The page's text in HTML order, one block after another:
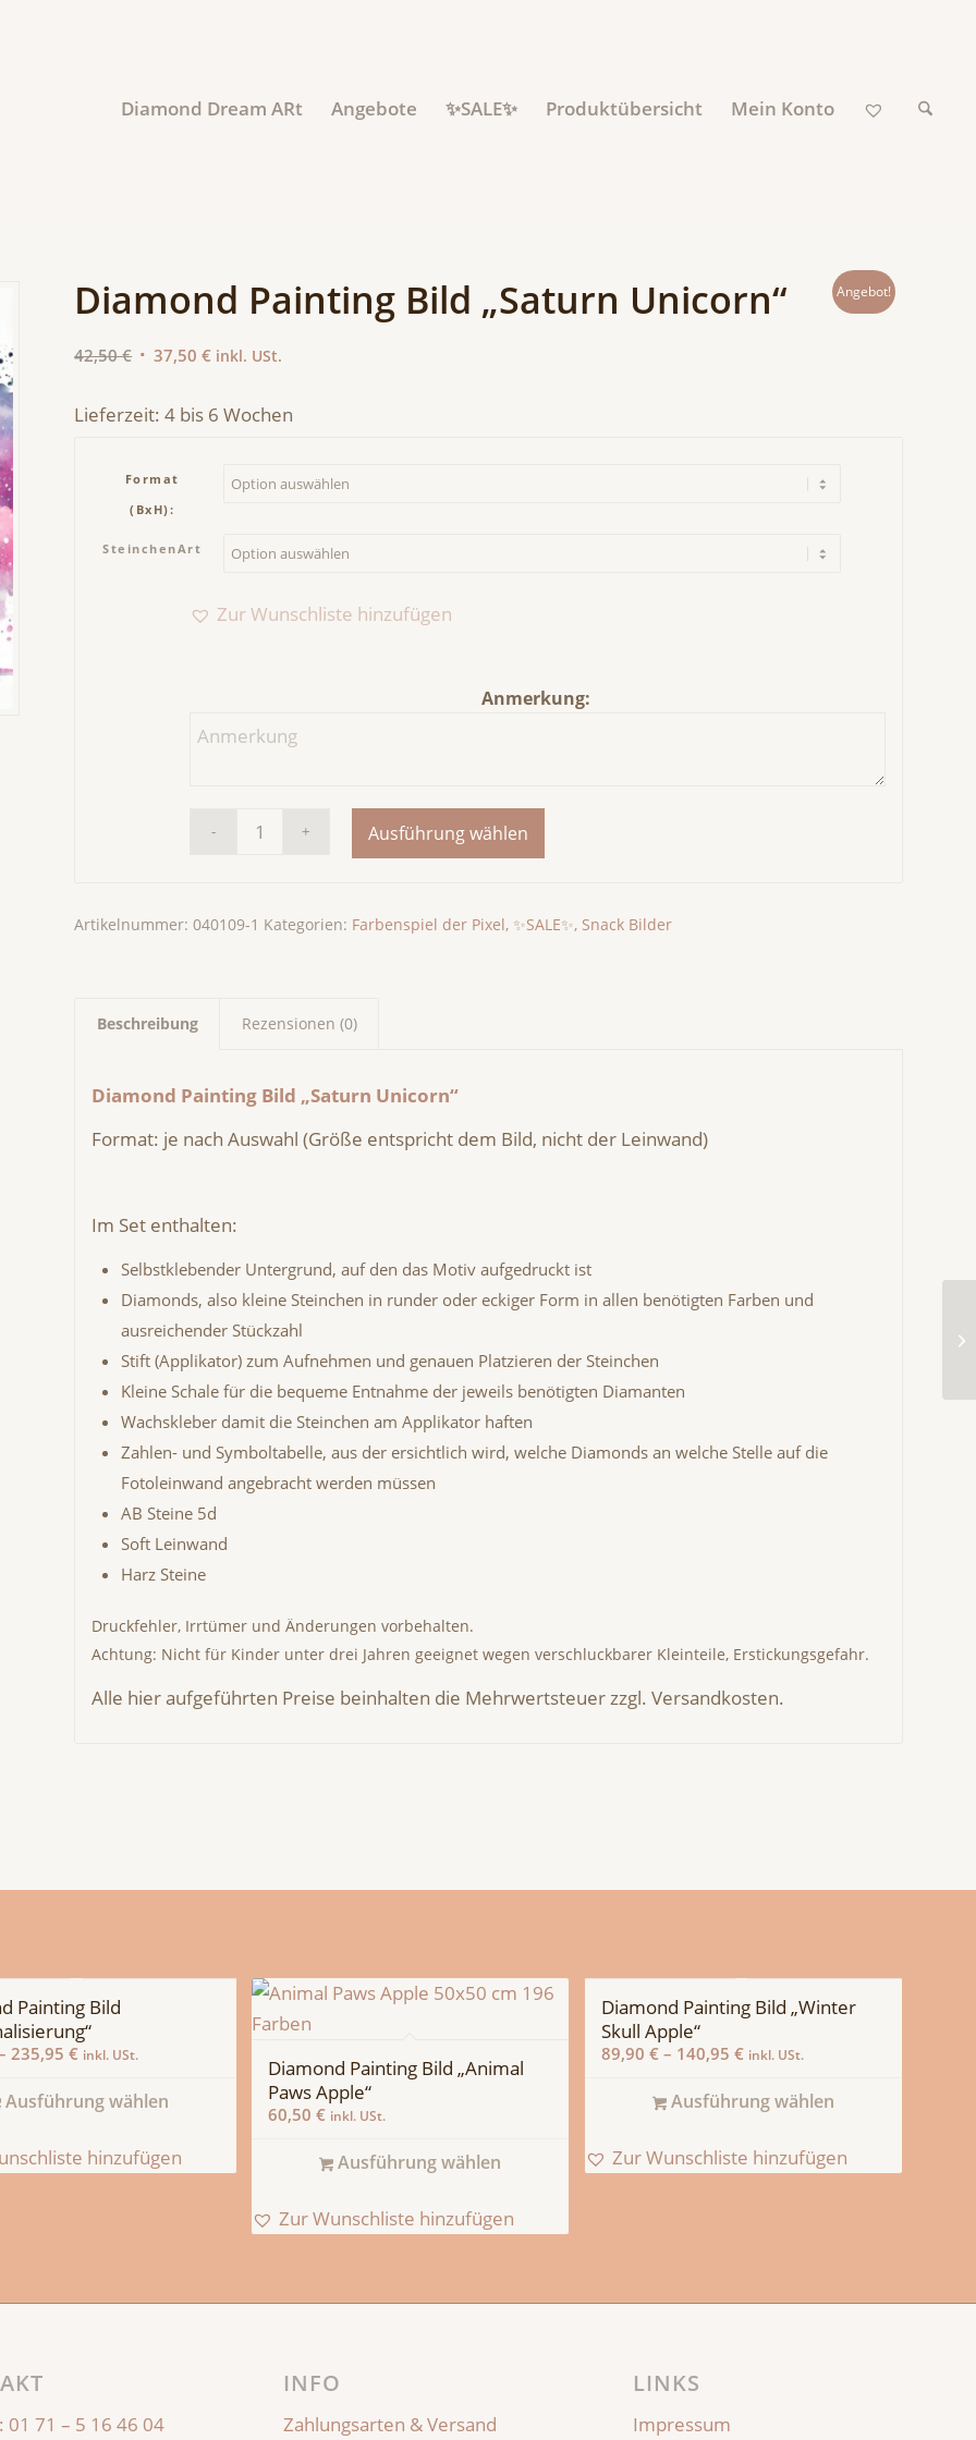
Diamond Dream ARt Angebote ✨SALE✨ Produktübersicht Mein Konto
Angebot!
Diamond Painting Bild „Saturn Unicorn“
42,50€ Ursprünglicher
war:
37,50€ Aktueller
ist:
inkl. USt.
Lieferzeit:4 bis 6 Wochen
Format
(BxH):
SteinchenArt
Zur Wunschliste hinzufügen
Anmerkung:
Ausführung wählen
Artikelnummer:040109-1 Kategorien: Farbenspiel der Pixel, ✨SALE✨, Snack Bilder
Beschreibung Rezensionen (0)
Diamond Painting Bild „Saturn Unicorn“
Format: je nach Auswahl (Größe entspricht dem Bild, nicht der Leinwand)
Im Set enthalten:
Selbstklebender Untergrund, auf den das Motiv aufgedruckt ist
Diamonds, also kleine Steinchen in runder oder eckiger Form in allen benötigten Farben und
ausreichender Stückzahl
Stift (Applikator) zum Aufnehmen und genauen Platzieren der Steinchen
Kleine Schale für die bequeme Entnahme der jeweils benötigten Diamanten
Wachskleber damit die Steinchen am Applikator haften
Zahlen- und Symboltabelle, aus der ersichtlich wird, welche Diamonds an welche Stelle auf die
Fotoleinwand angebracht werden müssen
AB Steine 5d
Soft Leinwand
Harz Steine
Druckfehler, Irrtümer und Änderungen vorbehalten.
Achtung: Nicht für Kinder unter drei Jahren geeignet wegen verschluckbarer Kleinteile, Erstickungsgefahr.
Alle hier aufgeführten Preise beinhalten die Mehrwertsteuer zzgl. Versandkosten.
Painting Bild
235,95 € inkl. USt.
Ausführung wählen
hinzufügen
Diamond Painting Bild „Animal
Paws Apple“
60,50€ inkl. USt.
Ausführung wählen
Zur Wunschliste hinzufügen
Diamond Painting Bild „Winter
Skull Apple“
89,90 € – 140,95 € inkl. USt.
Ausführung wählen
Zur Wunschliste hinzufügen
01 71 – 5 16 46 04
INFO
Zahlungsarten & Versand
LINKS
Impressum